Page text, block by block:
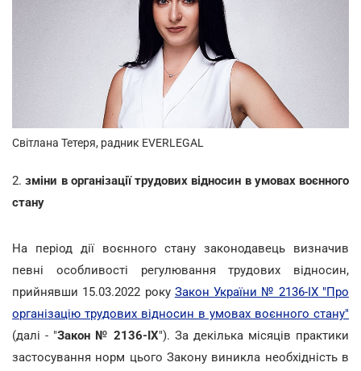
Світлана Тетеря, радник EVERLEGAL
2.зміни в організації трудових відносин в умовах воєнного
стану
На період дії воєнного стану законодавець визначив
певні особливості регулювання трудових відносин,
прийнявши 15.03.2022 року Закон України № 2136-ІХ "Про
організацію трудових відносин в умовах воєнного стану"
(далі - "Закон № 2136-ІХ"). За декілька місяців практики
застосування норм цього Закону виникла необхідність в